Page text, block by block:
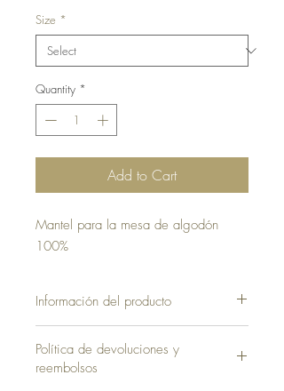
Size *
Quantity *
Add to Cart
Mantel para la mesa de algodón
100%
Información del producto
Política de devoluciones y
reembolsos